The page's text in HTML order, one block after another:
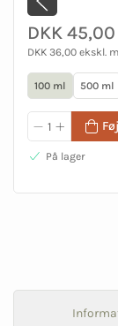
DKK 45,00
DKK 36,00 ekskl.
100 ml 500 ml
På lager